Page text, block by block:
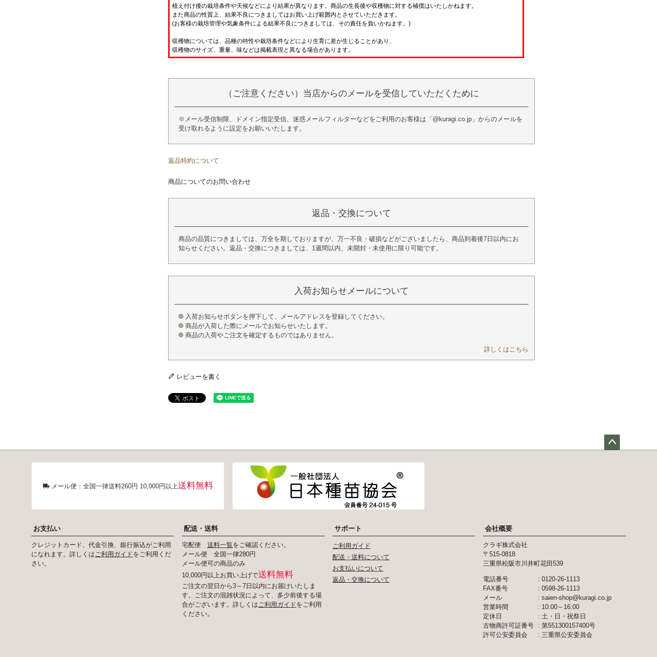
植え付け後の栽培条件や天候などにより結果が異なります。商品の生長後や収穫物に対する補償はいたしかねます。
また商品の性質上、結果不良につきましてはお買い上げ範囲内とさせていただきます。
(お客様の栽培管理や気象条件による結果不良につきましては、その責任を負いかねます。)
収穫物については、品種の特性や栽培条件などにより生育に差が生じることがあり、
収穫物のサイズ、重量、味などは掲載表現と異なる場合があります。
（ご注意ください）当店からのメールを受信していただくために
※メール受信制限、ドメイン指定受信、迷惑メールフィルターなどをご利用のお客様は「@kuragi.co.jp」からのメールを
受け取れるように設定をお願いいたします。
返品特約について
商品についてのお問い合わせ
返品・交換について
商品の品質につきましては、万全を期しておりますが、万一不良・破損などがございましたら、商品到着後7日以内にお
知らせください。返品・交換につきましては、1週間以内、未開封・未使用に限り可能です。
入荷お知らせメールについて
入荷お知らせボタンを押下して、メールアドレスを登録してください。
商品が入荷した際にメールでお知らせいたします。
商品の入荷やご注文を確定するものではありません。
詳しくはこちら
レビューを書く
メール便：全国一律送料260円 10,000円以上送料無料
お支払い
クレジットカード、代金引換、銀行振込がご利用
になれます。詳しくは ご利用ガイドをご利用くだ
さい。
配送・送料
宅配便 送料一覧をご確認ください。
メール便 全国一律280円
メール便可の商品のみ
10,000円以上お買い上げで送料無料
ご注文の翌日から3～7日以内にお届けいたしま
す。ご注文の混雑状況によって、多少前後する場
合がございます。詳しくは ご利用ガイドをご利用
ください。
サポート
ご利用ガイド
配送・送料について
お支払いについて
返品・交換について
会社概要
クラギ株式会社
515-0818
三重県松阪市川井町花田539
電話番号
0120-26-1113
FAX番号
0598-26-1113
メール
saien-shop@kuragi.co.jp
営業時間
10:00～16:00
定休日
土・日・祝祭日
古物商許可証番号
第551300157400号
許可公安委員会
三重県公安委員会